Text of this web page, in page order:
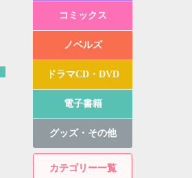
コミックス
ノベルズ
ドラマCD・DVD
電子書籍
グッズ・その他
カテゴリー一覧